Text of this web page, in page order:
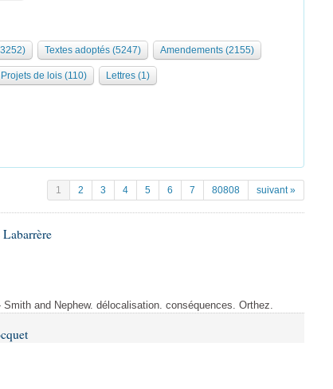
Textes adoptés (5247) Amendements (2155)
Projets de lois (110) Lettres (1)
1 2 3 4 5 6 7 80808 suivant »
and Nephew. délocalisation. conséquences. Orthez.